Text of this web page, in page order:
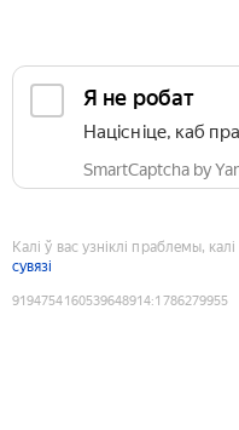
Я не робат
Націсніце, каб
SmartCaptcha by
Калі ў вас узніклі праблемы,
сувязі
9194754160539648914:1786279955